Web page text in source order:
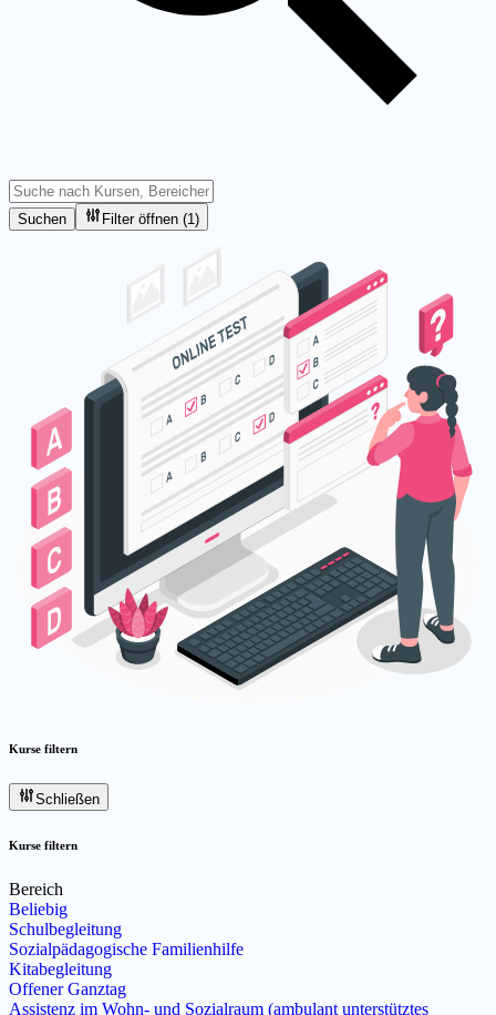
Suchen Filter öffnen (1)
Kurse filtern
Schließen
Kurse filtern
Bereich
Beliebig
Schulbegleitung
Sozialpädagogische Familienhilfe
Kitabegleitung
Offener Ganztag
Assistenz im Wohn- und Sozialraum (ambulant unterstütztes